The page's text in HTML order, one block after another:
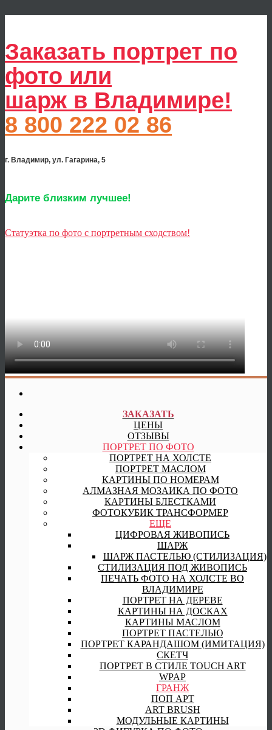
Заказать портрет по
фото или
шарж в Владимире!
8 800 222 02 86
г. Владимир, ул. Гагарина, 5
Дарите близким лучшее!
Статуэтка по фото с портретным сходством!
ЗАКАЗАТЬ
ЦЕНЫ
ОТЗЫВЫ
ПОРТРЕТ ПО ФОТО
ПОРТРЕТ НА ХОЛСТЕ
ПОРТРЕТ МАСЛОМ
КАРТИНЫ ПО НОМЕРАМ
АЛМАЗНАЯ МОЗАИКА ПО ФОТО
КАРТИНЫ БЛЕСТКАМИ
ФОТОКУБИК ТРАНСФОРМЕР
ЕЩЕ
ЦИФРОВАЯ ЖИВОПИСЬ
ШАРЖ
ШАРЖ ПАСТЕЛЬЮ (СТИЛИЗАЦИЯ)
СТИЛИЗАЦИЯ ПОД ЖИВОПИСЬ
ПЕЧАТЬ ФОТО НА ХОЛСТЕ ВО
ВЛАДИМИРЕ
ПОРТРЕТ НА ДЕРЕВЕ
КАРТИНЫ НА ДОСКАХ
КАРТИНЫ МАСЛОМ
ПОРТРЕТ ПАСТЕЛЬЮ
ПОРТРЕТ КАРАНДАШОМ (ИМИТАЦИЯ)
СКЕТЧ
ПОРТРЕТ В СТИЛЕ TOUCH ART
WPAP
ГРАНЖ
ПОП АРТ
ART BRUSH
МОДУЛЬНЫЕ КАРТИНЫ